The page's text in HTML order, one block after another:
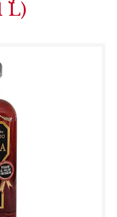
L)